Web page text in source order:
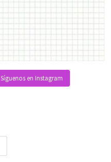
Síguenos en Instagram